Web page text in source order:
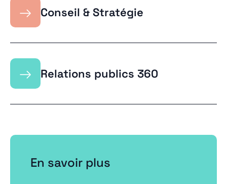
→ Conseil & Stratégie
→ Relations publics 360
En savoir plus